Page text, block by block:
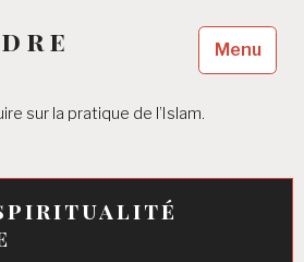
sur la pratique de l’Islam.
Menu